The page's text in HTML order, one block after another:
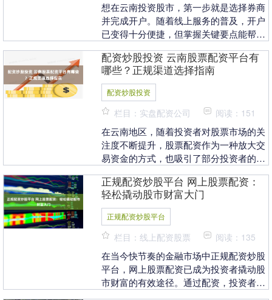
想在云南投资股市，第一步就是选择券商
并完成开户。随着线上服务的普及，开户
已变得十分便捷，但掌握关键要点能帮你
商选择要点及获取....
配资炒股投资 云南股票配资平台有
哪些？正规渠道选择指南
配资炒股投资
栏目：实盘配资公司 阅读：151
在云南地区，随着投资者对股票市场的关
注度不断提升，股票配资作为一种放大交
易资金的方式，也吸引了部分投资者的目
台，如何辨别与选....
正规配资炒股平台 网上股票配资：
轻松撬动股市财富大门
正规配资炒股平台
栏目：线上配资股票 阅读：135
在当今快节奏的金融市场中正规配资炒股
平台，网上股票配资已成为投资者撬动股
市财富的有效途径。通过配资，投资者可